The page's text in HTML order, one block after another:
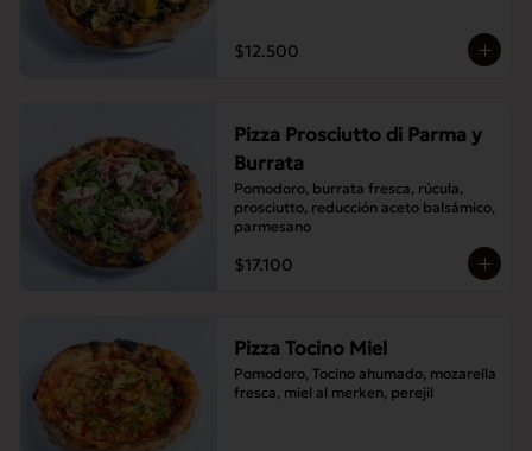
$12.500
Pizza Prosciutto di Parma y
Burrata
Pomodoro, burrata fresca, rúcula,
prosciutto, reducción aceto balsámico,
parmesano
$17.100
Pizza Tocino Miel
Pomodoro, Tocino ahumado, mozarella
fresca, miel al merken, perejil